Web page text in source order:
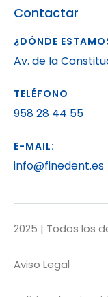
Contactar
¿DÓNDE
Av. de la
TELÉFONO
958 28 44 55
E-MAIL:
info@finedent.es
2025 | Todos los
Aviso Legal